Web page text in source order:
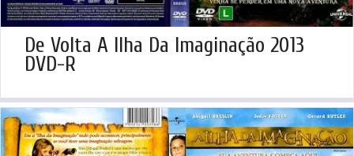
De Volta A Ilha Da Imaginação 2013
DVD-R